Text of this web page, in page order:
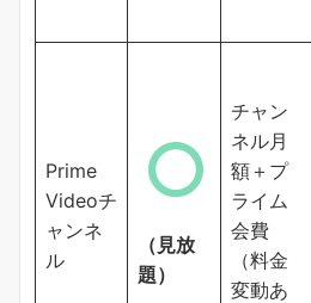
Prime
Videoチ
ャンネ
ル
（見放
題）
チャン
ネル月
額＋プ
ライム
会費
（料金
変動あ